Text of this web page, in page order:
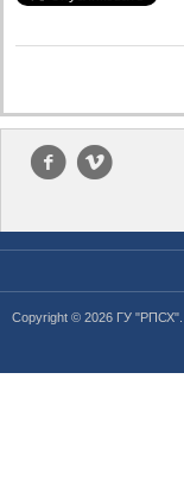
f v
Copyright © 2026 ГУ "РПСХ".